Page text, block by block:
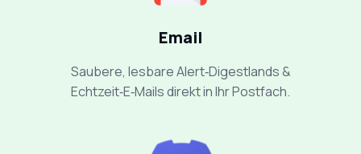
Email
Saubere, lesbare Alert‑Digestlands &
Echtzeit‑E‑Mails direkt in Ihr Postfach.